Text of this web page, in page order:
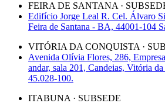
FEIRA DE SANTANA ·
Edifício Jorge Leal R. Cel. Álvaro
Feira de Santana - BA, 44001-104
VITÓRIA DA CONQUISTA ·
Avenida Olívia Flores, 286,
andar, sala 201, Candeias, Vitória
45.028-100.
ITABUNA · SUBSEDE